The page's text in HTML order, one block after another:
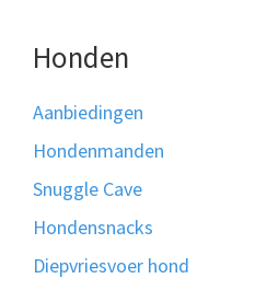
Honden
Aanbiedingen
Hondenmanden
Snuggle Cave
Hondensnacks
Diepvriesvoer hond